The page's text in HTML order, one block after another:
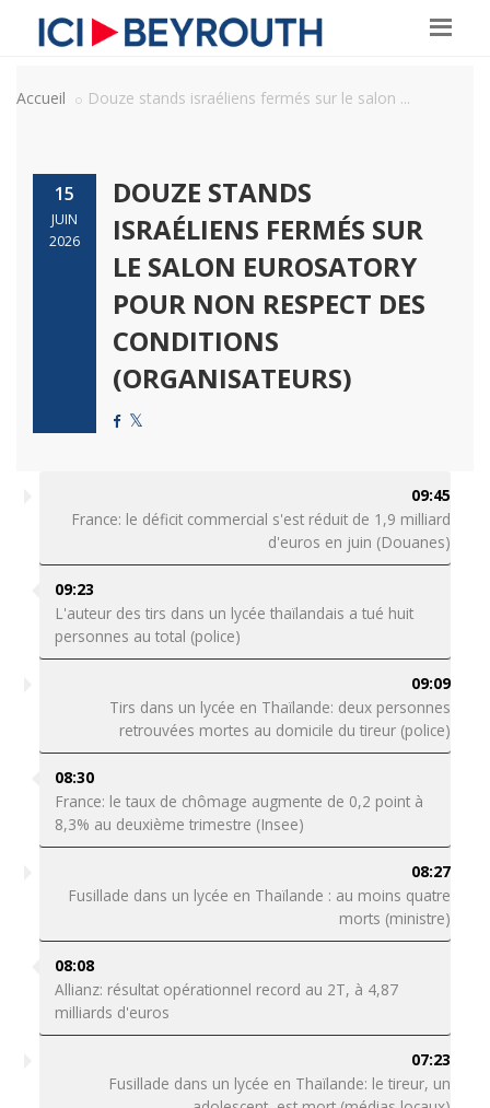
Accueil Douze stands israéliens fermés sur le salon ...
15
JUIN
2026
DOUZE STANDS
ISRAÉLIENS FERMÉS SUR
LE SALON EUROSATORY
POUR NON RESPECT DES
CONDITIONS
(ORGANISATEURS)
09:45
France: le déficit commercial s'est réduit de 1,9 milliard
d'euros en juin (Douanes)
09:23
L'auteur des tirs dans un lycée thaïlandais a tué huit
personnes au total (police)
09:09
Tirs dans un lycée en Thaïlande: deux personnes
retrouvées mortes au domicile du tireur (police)
08:30
France: le taux de chômage augmente de 0,2 point à
8,3% au deuxième trimestre (Insee)
08:27
Fusillade dans un lycée en Thaïlande : au moins quatre
morts (ministre)
08:08
Allianz: résultat opérationnel record au 2T, à 4,87
milliards d'euros
07:23
Fusillade dans un lycée en Thaïlande: le tireur, un